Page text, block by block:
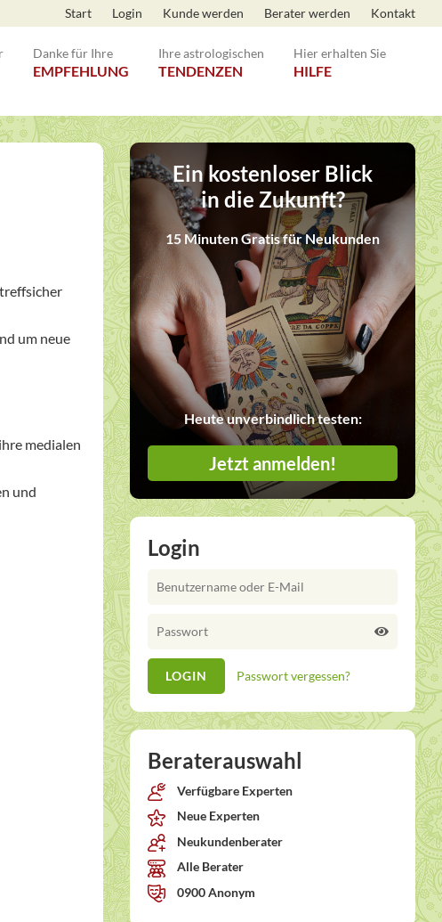
Start Login Kunde werden Berater werden Kontakt
Danke für Ihre
EMPFEHLUNG
Ihre astrologischen
TENDENZEN
Hier erhalten Sie
HILFE
um neue
medialen
und
Ein kostenloser Blick
in die Zukunft?
15 Minuten Gratis für Neukunden
Heute unverbindlich testen:
Jetzt anmelden!
Login
Passwort vergessen?
Beraterauswahl
Verfügbare Experten
Neue Experten
Neukundenberater
Alle Berater
0900 Anonym